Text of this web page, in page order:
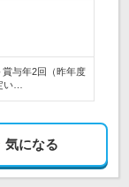
賞与年2回（昨年度
い…
気になる